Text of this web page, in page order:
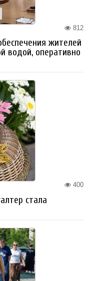
812
жителей
водой, оперативно
400
стала